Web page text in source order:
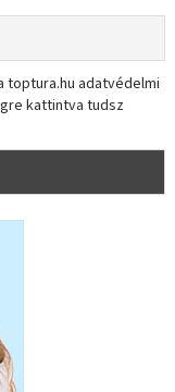
adatvédelmi
kattintva tudsz